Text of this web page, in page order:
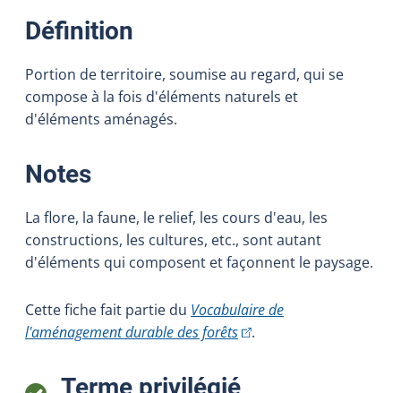
Définition
Portion de territoire, soumise au regard, qui se
compose à la fois d'éléments naturels et
d'éléments aménagés.
Notes:
La flore, la faune, le relief, les cours d'eau, les
constructions, les cultures, etc., sont autant
d'éléments qui composent et façonnent le paysage.
Cette fiche fait partie du Vocabulaire de
l'aménagement durable des forêts(Cet hyperlien externe
.
Terme privilégié: